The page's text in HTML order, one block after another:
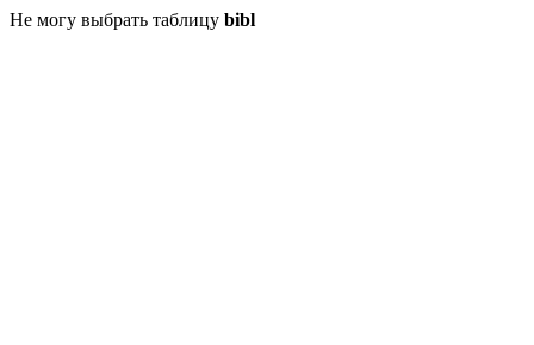
Не могу выбрать таблицу bibl